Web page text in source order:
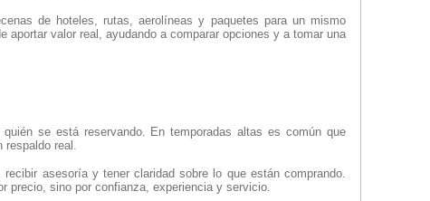
de hoteles, rutas, aerolíneas y paquetes para un mismo
valor real, ayudando a comparar opciones y a tomar una
se está reservando. En temporadas altas es común que
respaldo real.
asesoría y tener claridad sobre lo que están comprando.
precio, sino por confianza, experiencia y servicio.